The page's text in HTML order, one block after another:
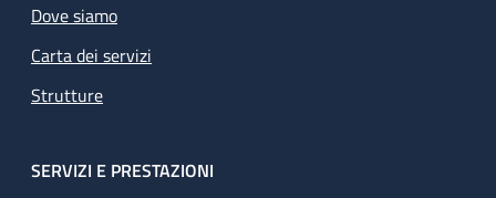
Dove siamo
Carta dei servizi
Strutture
SERVIZI E PRESTAZIONI